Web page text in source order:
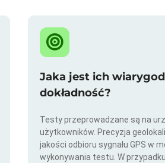
Jaka jest ich
dokładność?
Testy przeprowadzane są na
użytkowników. Precyzja
jakości odbioru sygnału GPS w
wykonywania testu. W